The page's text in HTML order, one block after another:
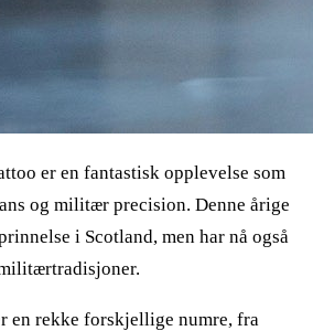
er en fantastisk opplevelse som
og militær precision. Denne årige
i Scotland, men har nå også
en rekke forskjellige numre, fra